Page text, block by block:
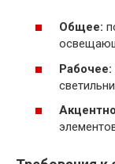
Общее:
Рабочее: